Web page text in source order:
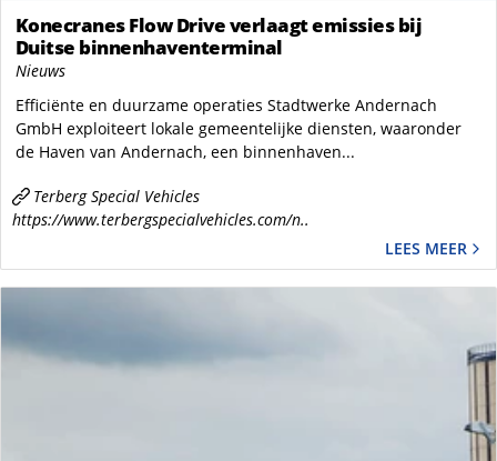
Konecranes Flow Drive verlaagt emissies bij
Duitse binnenhaventerminal
Nieuws
Efficiënte en duurzame operaties Stadtwerke Andernach
GmbH exploiteert lokale gemeentelijke diensten, waaronder
de Haven van Andernach, een binnenhaven...
Terberg Special Vehicles
https://www.terbergspecialvehicles.com/n..
LEES MEER